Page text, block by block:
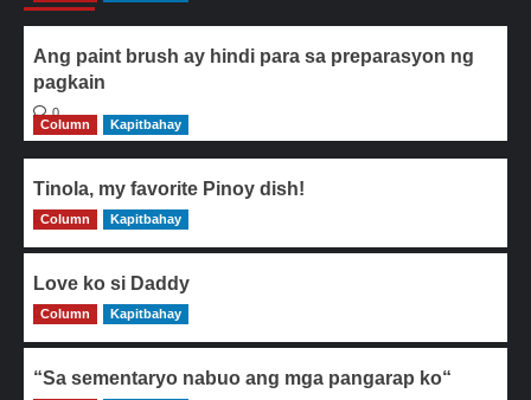
Ang paint brush ay hindi para sa preparasyon ng
pagkain
0
Column
Kapitbahay
Tinola, my favorite Pinoy dish!
0
Column Kapitbahay
Love ko si Daddy
0
Column Kapitbahay
“Sa sementaryo nabuo ang mga pangarap ko“